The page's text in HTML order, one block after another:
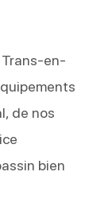
Trans-en-
de nos
bien